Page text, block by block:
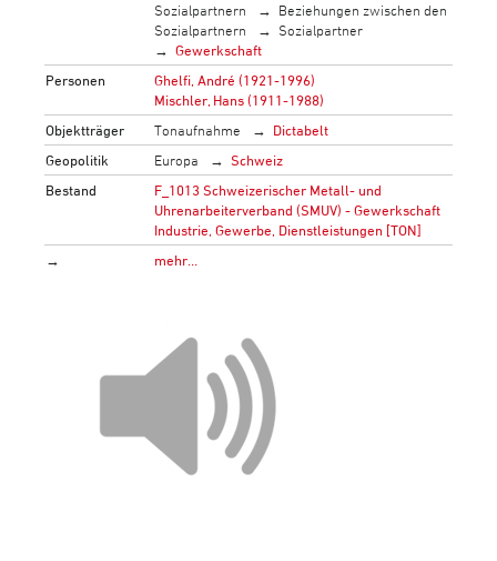
Sozialpartnern
Beziehungen zwischen den
Sozialpartnern
Sozialpartner
Gewerkschaft
Personen
Ghelfi, André (1921-1996)
Mischler, Hans (1911-1988)
Objektträger
Tonaufnahme
Dictabelt
Geopolitik
Europa
Schweiz
Bestand
F_1013 Schweizerischer Metall- und
Uhrenarbeiterverband (SMUV) - Gewerkschaft
Industrie, Gewerbe, Dienstleistungen [TON]
→
mehr…